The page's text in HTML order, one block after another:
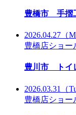
豊橋市 手摺
2026.04.27 （
豊橋店ショ
豊川市 トイ
2026.03.31
（
豊橋店ショ